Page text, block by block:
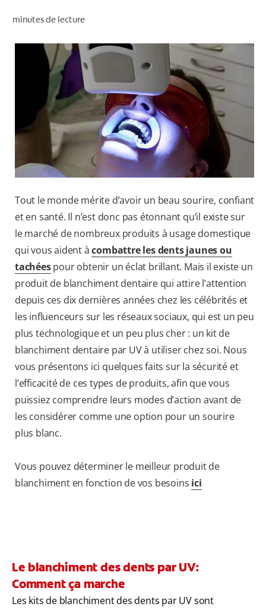
POUR LES PROFESSIONNELS
minutes de lecture
Tout le monde mérite d’avoir un beau sourire, confiant
et en santé. Il n’est donc pas étonnant qu’il existe sur
le marché de nombreux produits à usage domestique
qui vous aident àcombattre les dents jaunes ou
tachéespour obtenir un éclat brillant. Mais il existe un
produit de blanchiment dentaire qui attire l’attention
depuis ces dix dernières années chez les célébrités et
les influenceurs sur les réseaux sociaux, qui est un peu
plus technologique et un peu plus cher : un kit de
blanchiment dentaire par UV à utiliser chez soi. Nous
vous présentons ici quelques faits sur la sécurité et
l’efficacité de ces types de produits, afin que vous
puissiez comprendre leurs modes d’action avant de
les considérer comme une option pour un sourire
plus blanc.
Vous pouvez déterminer le meilleur produit de
blanchiment en fonction de vos besoins ici
Le blanchiment des dents par UV:
Comment ça marche
Les kits de blanchiment des dents par UV sont